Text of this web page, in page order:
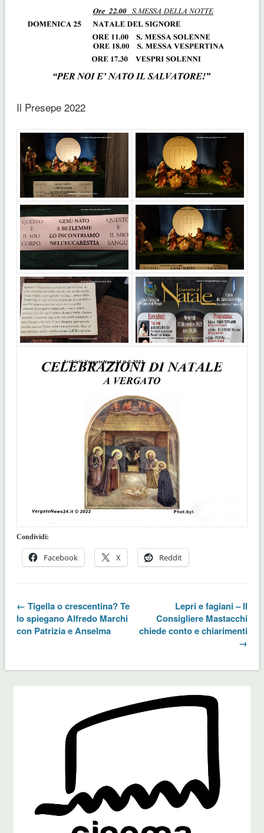
Il Presepe 2022
Condividi:
Facebook X Reddit
← Tigella o crescentina? Te
lo spiegano Alfredo Marchi
con Patrizia e Anselma
Lepri e fagiani – Il
Consigliere Mastacchi
chiede conto e chiarimenti
→